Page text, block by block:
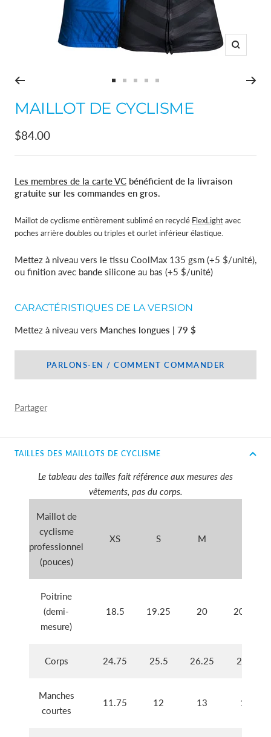
Zoom
au
slide
au
slide
au
slide
au
slide
au
slide
MAILLOT DE CYCLISME
Prix
de
$84.00
Les membres de la carte VC bénéficient de la livraison
gratuite sur les commandes en gros.
Maillot de cyclisme entièrement sublimé en recyclé FlexLightavec
poches arrière doubles ou triples et ourlet inférieur élastique.
Mettez à niveau vers le tissu CoolMax 135 gsm (+5 $/unité),
ou finition avec bande silicone au bas (+5 $/unité)
CARACTÉRISTIQUES DE LA VERSION
Mettez à niveau vers Manches longues | 79 $
PARLONS-EN / COMMENT COMMANDER
Partager
TAILLES DES MAILLOTS DE CYCLISME
Le tableau des tailles fait référence aux mesures des
vêtements, pas du corps.
Maillot de
cyclisme
professionnel
(pouces)
XS S M
Poitrine
(demi-
mesure)
18.5 19.25 20 20.75
Corps 24.75 25.5 26.25 27.5
Manches
courtes
11.75 12 13 14